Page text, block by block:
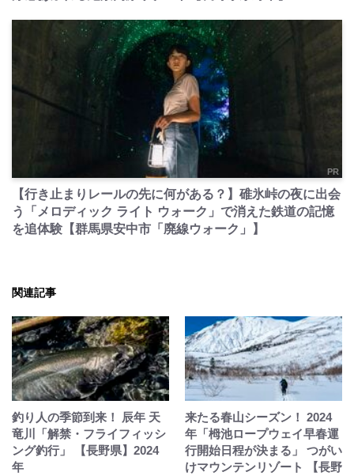
PR
【行き止まりレールの先に何がある？】碓氷峠の夜に出会
う「メロディック ライト ウォーク」で消えた鉄道の記憶
を追体験【群馬県安中市「廃線ウォーク」】
関連記事
釣り人の季節到来！ 辰年 天
竜川「解禁・フライフィッシ
ング釣行」 【長野県】2024
年
来たる春山シーズン！ 2024
年「栂池ロープウェイ早春運
行開始日程が決まる」 つがい
けマウンテンリゾート 【長野